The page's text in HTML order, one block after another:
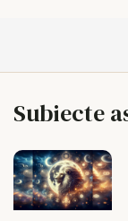
Subiecte